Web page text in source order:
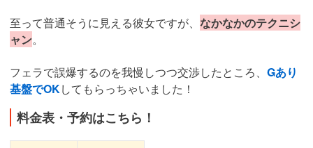
至って普通そうに見える彼女ですが、 なかなかのテクニシ
ャン。
フェラで誤爆するのを我慢しつつ交渉したところ、 Gあり
基盤でOKしてもらっちゃいました！
料金表・予約はこちら！